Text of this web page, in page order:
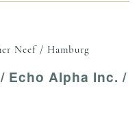
Neef / Hamburg
Echo Alpha Inc. /